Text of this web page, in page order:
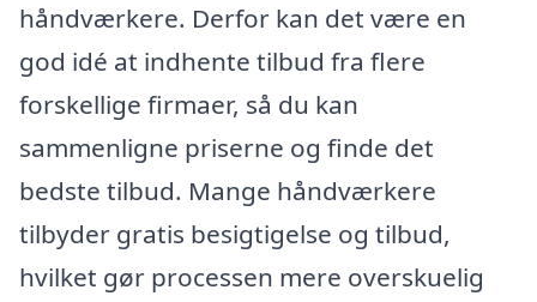
håndværkere. Derfor kan det være en
god idé at indhente tilbud fra flere
forskellige firmaer, så du kan
sammenligne priserne og finde det
bedste tilbud. Mange håndværkere
tilbyder gratis besigtigelse og tilbud,
hvilket gør processen mere overskuelig